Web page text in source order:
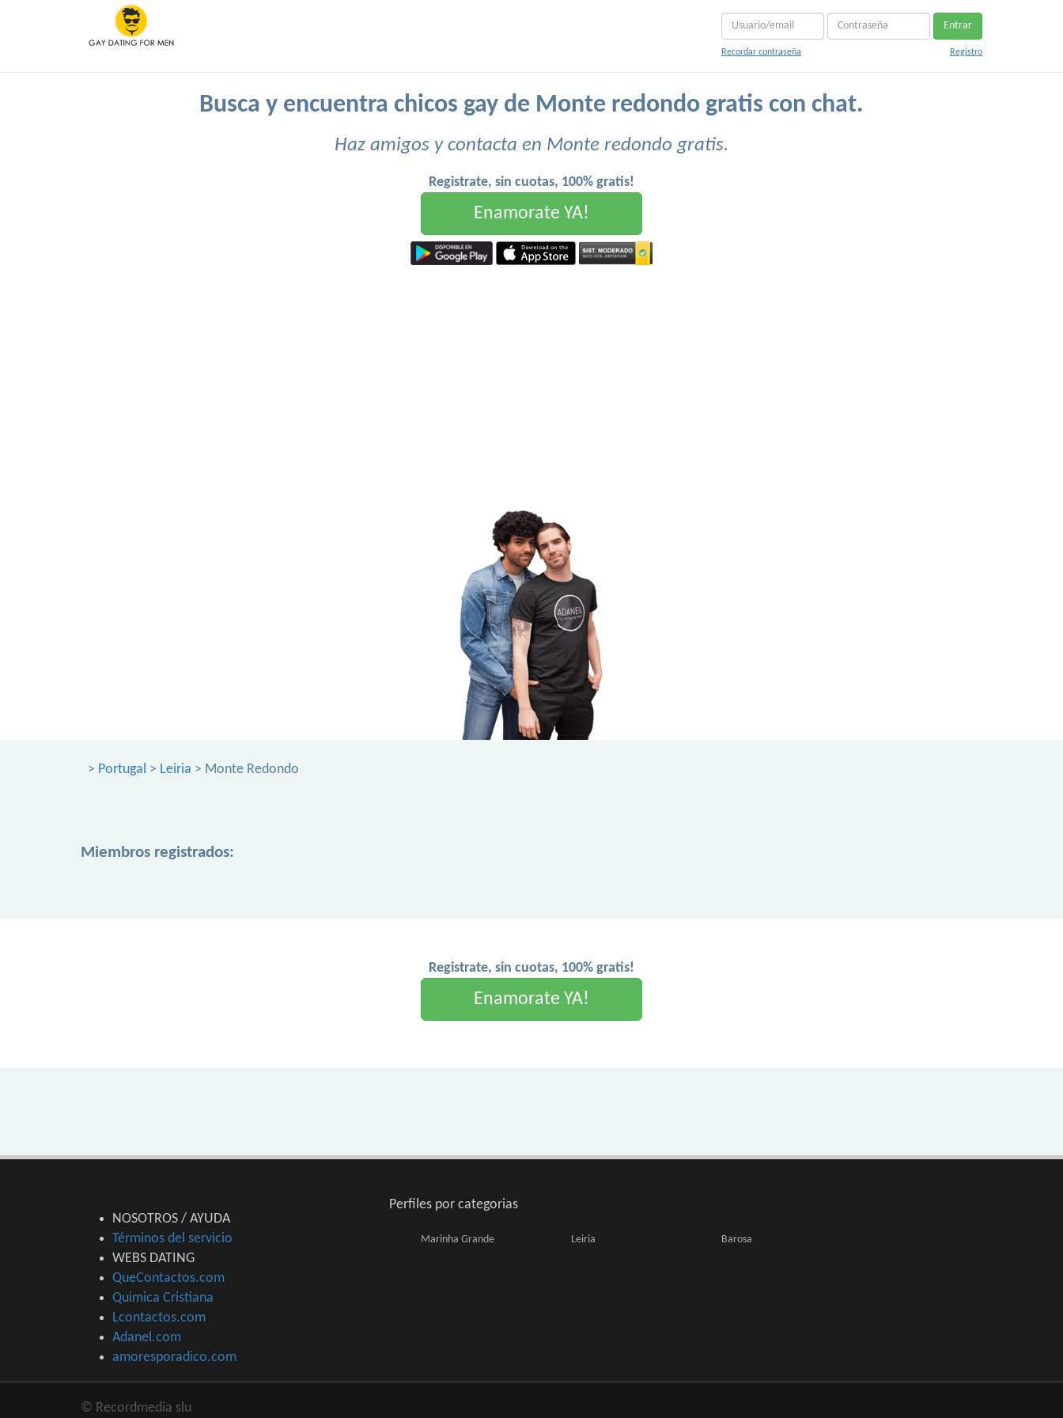
Entrar
Recordar contraseña Registro
Busca y encuentra chicos gay de Monte redondo gratis con chat.
Haz amigos y contacta en Monte redondo gratis.
Registrate, sin cuotas, 100% gratis!
Enamorate YA!
> Portugal > Leiria > Monte Redondo
Miembros registrados:
Registrate, sin cuotas, 100% gratis!
Enamorate YA!
NOSOTROS / AYUDA
Términos del servicio
WEBS DATING
QueContactos.com
Quimica Cristiana
Lcontactos.com
Adanel.com
amoresporadico.com
Perfiles por categorias
Marinha Grande Leiria Barosa
© Recordmedia slu